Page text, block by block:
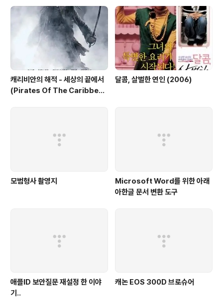
캐리비안의 해적 - 세상의 끝에서
(Pirates Of The Caribbea
달콤, 살벌한 연인 (2006)
모범형사 촬영지
Microsoft Word를 위한 아래
아한글 문서 변환 도구
애플ID 보안질문 재설정 한 이야
기..
캐논 EOS 300D 브로슈어